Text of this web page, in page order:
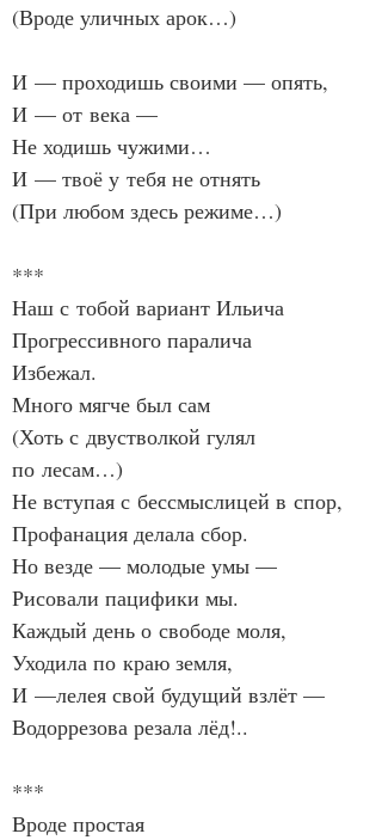
(Вроде уличных арок…)
И — проходишь своими — опять,
И — от века —
Не ходишь чужими…
И — твоё у тебя не отнять
(При любом здесь режиме…)
***
Наш с тобой вариант Ильича
Прогрессивного паралича
Избежал.
Много мягче был сам
(Хоть с двустволкой гулял
по лесам…)
Не вступая с бессмыслицей в спор,
Профанация делала сбор.
Но везде — молодые умы —
Рисовали пацифики мы.
Каждый день о свободе моля,
Уходила по краю земля,
И —лелея свой будущий взлёт —
Водоррезова резала лёд!..
***
Вроде простая